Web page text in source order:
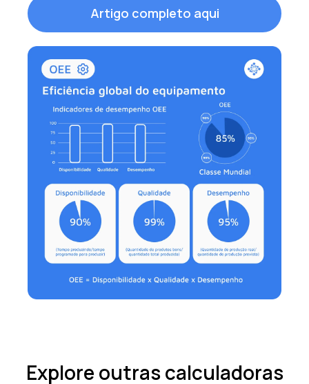
Artigo completo aqui
Explore outras calculadoras